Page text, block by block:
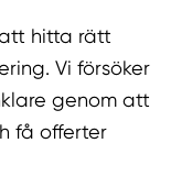
hitta rätt
Vi försöker
genom att
få offerter